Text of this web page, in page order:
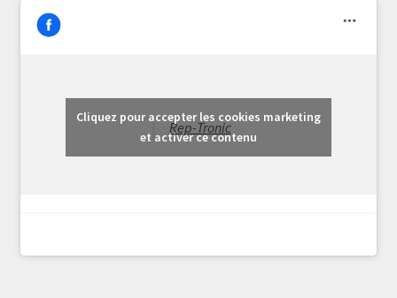
Rep-Tronic
Cliquez pour accepter les cookies marketing
et activer ce contenu